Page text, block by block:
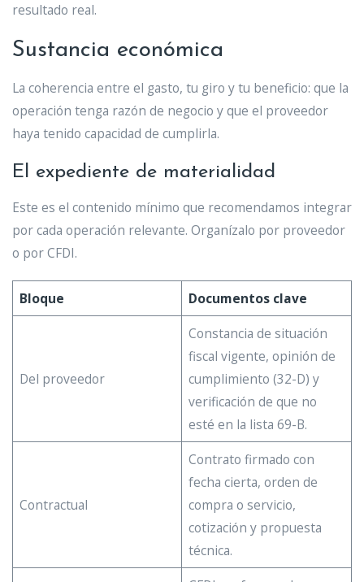
resultado real.
Sustancia económica
La coherencia entre el gasto, tu giro y tu beneficio: que la
operación tenga razón de negocio y que el proveedor
haya tenido capacidad de cumplirla.
El expediente de materialidad
Este es el contenido mínimo que recomendamos integrar
por cada operación relevante. Organízalo por proveedor
o por CFDI.
Bloque Documentos clave
Del proveedor
Constancia de situación
fiscal vigente, opinión de
cumplimiento (32-D) y
verificación de que no
esté en la lista 69-B.
Contractual
Contrato firmado con
fecha cierta, orden de
compra o servicio,
cotización y propuesta
técnica.